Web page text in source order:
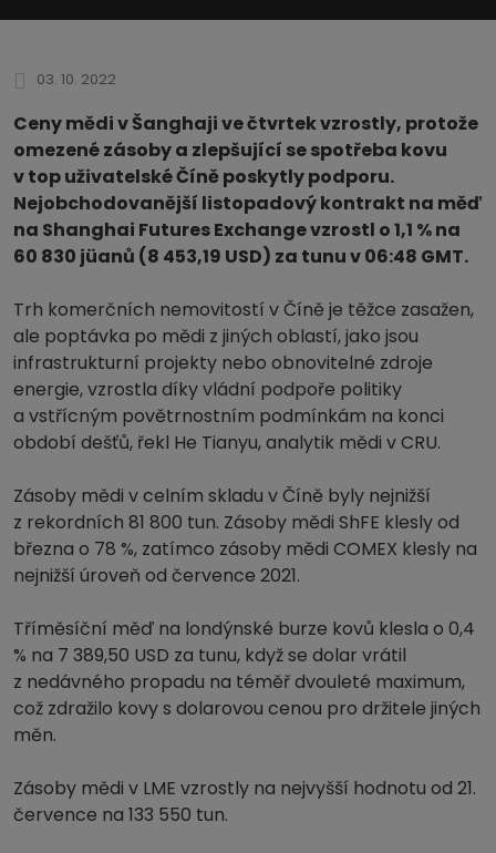
03. 10. 2022
Ceny mědi v Šanghaji ve čtvrtek vzrostly, protože
omezené zásoby a zlepšující se spotřeba kovu
v top uživatelské Číně poskytly podporu.
Nejobchodovanější listopadový kontrakt na měď
na Shanghai Futures Exchange vzrostl o 1,1 % na
60 830 jüanů (8 453,19 USD) za tunu v 06:48 GMT.
Trh komerčních nemovitostí v Číně je těžce zasažen,
ale poptávka po mědi z jiných oblastí, jako jsou
infrastrukturní projekty nebo obnovitelné zdroje
energie, vzrostla díky vládní podpoře politiky
a vstřícným povětrnostním podmínkám na konci
období dešťů, řekl He Tianyu, analytik mědi v CRU.
Zásoby mědi v celním skladu v Číně byly nejnižší
z rekordních 81 800 tun. Zásoby mědi ShFE klesly od
března o 78 %, zatímco zásoby mědi COMEX klesly na
nejnižší úroveň od července 2021.
Tříměsíční měď na londýnské burze kovů klesla o 0,4
% na 7 389,50 USD za tunu, když se dolar vrátil
z nedávného propadu na téměř dvouleté maximum,
což zdražilo kovy s dolarovou cenou pro držitele jiných
měn.
Zásoby mědi v LME vzrostly na nejvyšší hodnotu od 21.
července na 133 550 tun.